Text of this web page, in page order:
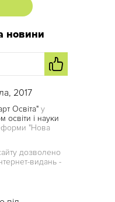
новини
2017
Освіта" у
освіти і науки
"Нова
дозволено
видань -